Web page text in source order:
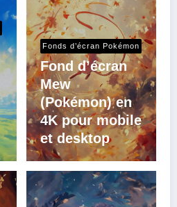
Fonds d’écran Pokémon
Fond d’écran
Mew
(Pokémon) en
4K pour mobile
et desktop